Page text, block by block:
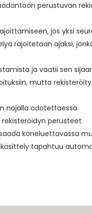
perustuvan
jos yksi
rajoitetaan ajaksi,
ja vaatii sen
mutta
nojalla odotettaessa
perusteet
koneluettavassa
tapahtuu